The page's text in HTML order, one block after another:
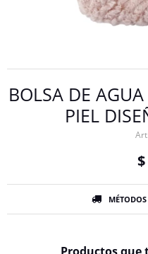
BOLSA DE
PIEL
$